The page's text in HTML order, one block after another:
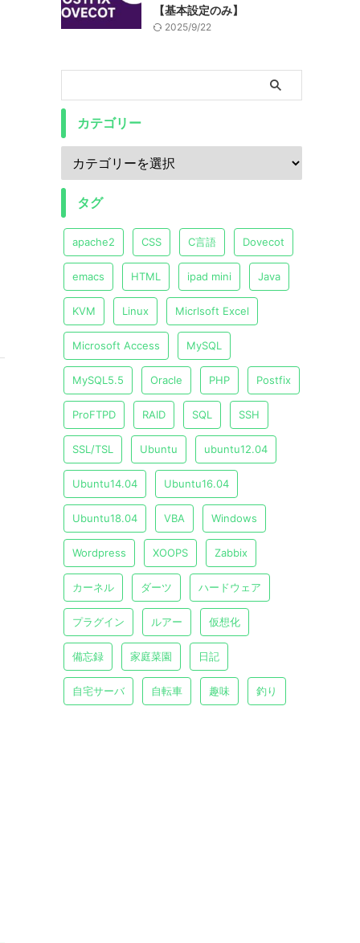
【基本設定のみ】
2025/9/22
カテゴリー
タグ
apache2 CSS C言語 Dovecot
emacs HTML ipad mini Java
KVM Linux Micrlsoft Excel
Microsoft Access MySQL
MySQL5.5 Oracle PHP Postfix
ProFTPD RAID SQL SSH
SSL/TSL Ubuntu ubuntu12.04
Ubuntu14.04 Ubuntu16.04
Ubuntu18.04 VBA Windows
Wordpress XOOPS Zabbix
カーネル ダーツ ハードウェア
プラグイン ルアー 仮想化
備忘録 家庭菜園 日記
自宅サーバ 自転車 趣味 釣り